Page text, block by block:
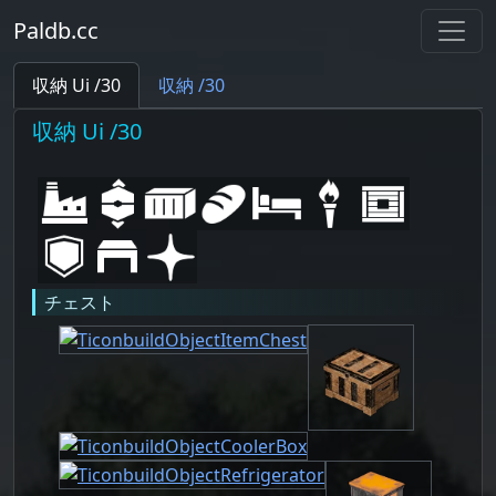
Paldb.cc
収納 Ui /30 収納 /30
収納 Ui /30
チェスト